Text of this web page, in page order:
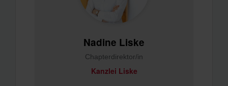
Nadine Liske
Chapterdirektor/in
Kanzlei Liske